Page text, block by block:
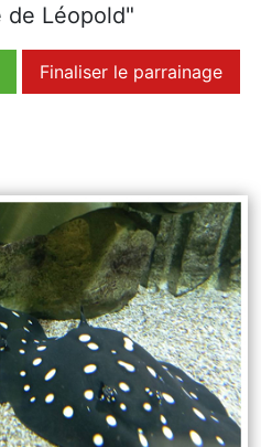
de Léopold"
Finaliser le parrainage